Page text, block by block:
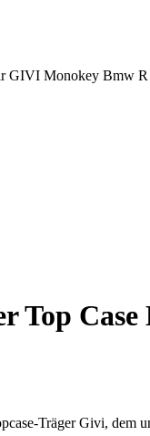
GIVI Monokey Bmw R
Top
Träger Givi, dem